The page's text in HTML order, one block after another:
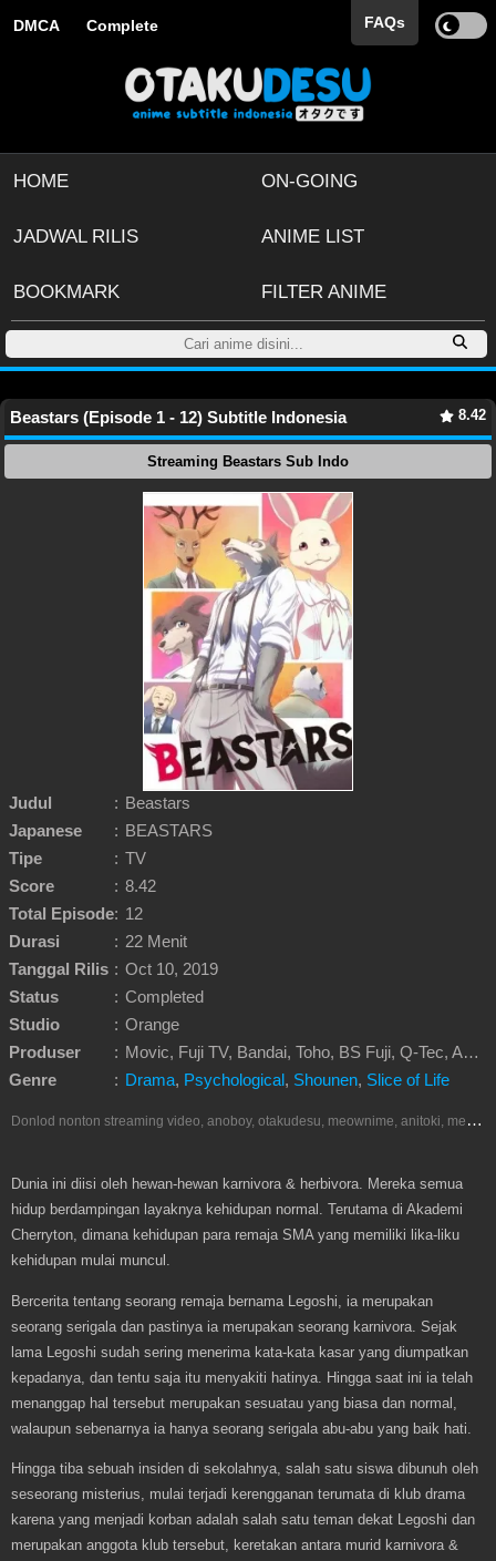
DMCA Complete FAQs
HOME ON-GOING
JADWAL RILIS ANIME LIST
BOOKMARK FILTER ANIME
Beastars (Episode 1 - 12) Subtitle Indonesia 8.42
Streaming Beastars Sub Indo
Judul : Beastars
Japanese
: BEASTARS
Tipe
: TV
Score
: 8.42
Total Episode: 12
Durasi
: 22 Menit
Tanggal Rilis : Oct 10, 2019
Status
: Completed
Studio
: Orange
Produser
:
Movic, Fuji TV, Bandai, Toho, BS Fuji, Q-Tec, Akita Shoten, Hakuhodo DY Media Partners, Bandai Spirits
Genre
: Drama, Psychological , Shounen, Slice of Life
D
onlod nonton streaming video, anoboy, otakudesu, meownime, anitoki, meguminime, melody, oploverz, anoboy, nimegami, unduh, riie net, drivenime, myanimelist, MAL, kusonime, neonime, bstation, maxnime, animeindo, Netflix, crunchyroll, neonime, samehadaku, streaming, otakupoi, awsubs, anibatch, anikyojin, nekonime, kurogaze, zippyshare, vidio google drive, Muse Indonesia, iQIYI, Viu, Ani-One Asia, Animenonton, Otaku desu, Mangaku, Anibatch,Vidio, Genflix, Amazon Prime Video, Terlengkap Google Drive 240p, 3GP, Muse Indonesia.
Dunia ini diisi oleh hewan-hewan karnivora & herbivora. Mereka semua
hidup berdampingan layaknya kehidupan normal. Terutama di Akademi
Cherryton, dimana kehidupan para remaja SMA yang memiliki lika-liku
kehidupan mulai muncul.
Bercerita tentang seorang remaja bernama Legoshi, ia merupakan
seorang serigala dan pastinya ia merupakan seorang karnivora. Sejak
lama Legoshi sudah sering menerima kata-kata kasar yang diumpatkan
kepadanya, dan tentu saja itu menyakiti hatinya. Hingga saat ini ia telah
menanggap hal tersebut merupakan sesuatau yang biasa dan normal,
walaupun sebenarnya ia hanya seorang serigala abu-abu yang baik hati.
Hingga tiba sebuah insiden di sekolahnya, salah satu siswa dibunuh oleh
seseorang misterius, mulai terjadi kerengganan terumata di klub drama
karena yang menjadi korban adalah salah satu teman dekat Legoshi dan
merupakan anggota klub tersebut, keretakan antara murid karnivora &